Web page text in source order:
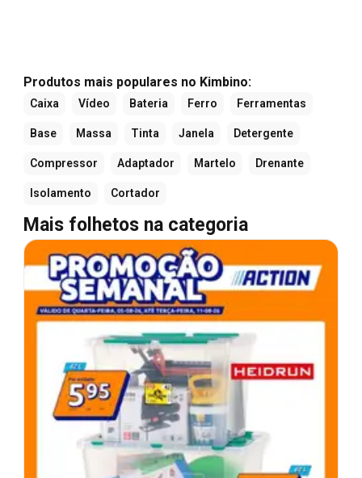
Produtos mais populares no Kimbino:
Caixa Vídeo Bateria Ferro Ferramentas
Base Massa Tinta Janela Detergente
Compressor Adaptador Martelo Drenante
Isolamento Cortador
Mais folhetos na categoria